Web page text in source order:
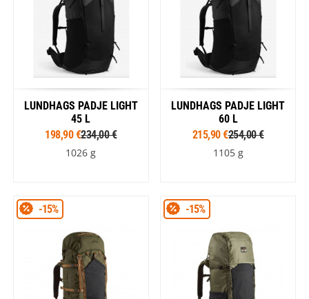
LUNDHAGS PADJE LIGHT
45 L
198,90 €234,00 €
1026 g
LUNDHAGS PADJE LIGHT
60 L
215,90 €254,00 €
1105 g
-15% -15%